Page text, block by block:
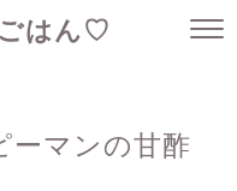
はん♡
ーマンの甘酢